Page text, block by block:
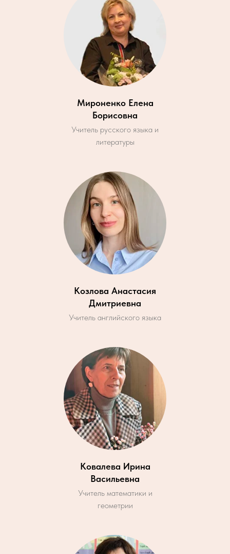
Мироненко Елена
Борисовна
Учитель русского языка и
литературы
Козлова Анастасия
Дмитриевна
Учитель английского языка
Ковалева Ирина
Васильевна
Учитель математики и
геометрии